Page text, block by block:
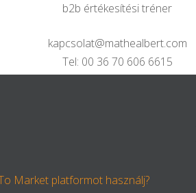
b2b értékesítési tréner
kapcsolat@mathealbert.com
Tel: 00 36 70 606 6615
Market platformot használj?